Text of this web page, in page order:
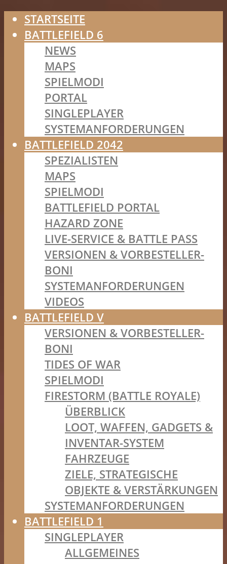
STARTSEITE
BATTLEFIELD 6
NEWS
MAPS
SPIELMODI
PORTAL
SINGLEPLAYER
SYSTEMANFORDERUNGEN
BATTLEFIELD 2042
SPEZIALISTEN
MAPS
SPIELMODI
BATTLEFIELD PORTAL
HAZARD ZONE
LIVE-SERVICE & BATTLE PASS
VERSIONEN & VORBESTELLER-
BONI
SYSTEMANFORDERUNGEN
VIDEOS
BATTLEFIELD V
VERSIONEN & VORBESTELLER-
BONI
TIDES OF WAR
SPIELMODI
FIRESTORM (BATTLE ROYALE)
ÜBERBLICK
LOOT, WAFFEN, GADGETS &
INVENTAR-SYSTEM
FAHRZEUGE
ZIELE, STRATEGISCHE
OBJEKTE & VERSTÄRKUNGEN
SYSTEMANFORDERUNGEN
BATTLEFIELD 1
SINGLEPLAYER
ALLGEMEINES